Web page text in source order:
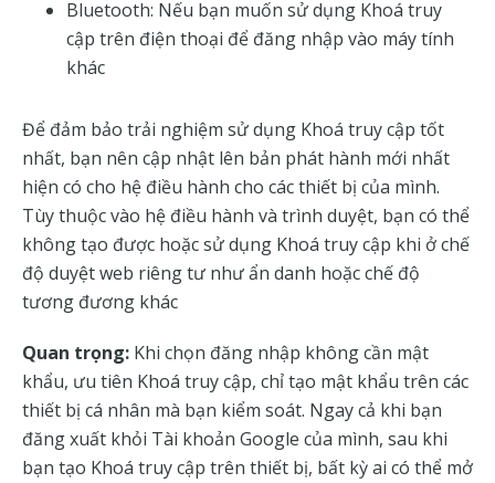
Bluetooth: Nếu bạn muốn sử dụng Khoá truy
cập trên điện thoại để đăng nhập vào máy tính
khác
Để đảm bảo trải nghiệm sử dụng Khoá truy cập tốt
nhất, bạn nên cập nhật lên bản phát hành mới nhất
hiện có cho hệ điều hành cho các thiết bị của mình.
Tùy thuộc vào hệ điều hành và trình duyệt, bạn có thể
không tạo được hoặc sử dụng Khoá truy cập khi ở chế
độ duyệt web riêng tư như ẩn danh hoặc chế độ
tương đương khác
Quan trọng: Khi chọn đăng nhập không cần mật
khẩu, ưu tiên Khoá truy cập, chỉ tạo mật khẩu trên các
thiết bị cá nhân mà bạn kiểm soát. Ngay cả khi bạn
đăng xuất khỏi Tài khoản Google của mình, sau khi
bạn tạo Khoá truy cập trên thiết bị, bất kỳ ai có thể mở